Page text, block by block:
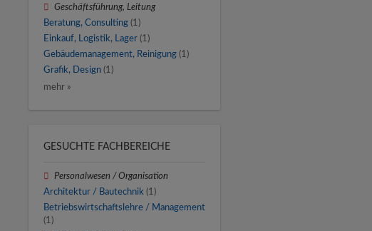
Geschäftsführung, Leitung
Beratung, Consulting (1)
Einkauf, Logistik, Lager (1)
Gebäudemanagement, Reinigung (1)
Grafik, Design (1)
mehr »
GESUCHTE FACHBEREICHE
Personalwesen / Organisation
Architektur / Bautechnik (1)
Betriebswirtschaftslehre / Management
(1)